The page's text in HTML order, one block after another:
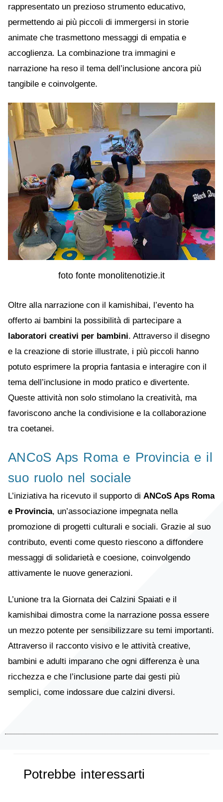
rappresentato un prezioso strumento educativo,
permettendo ai più piccoli di immergersi in storie
animate che trasmettono messaggi di empatia e
accoglienza. La combinazione tra immagini e
narrazione ha reso il tema dell’inclusione ancora più
tangibile e coinvolgente.
foto fonte monolitenotizie.it
Oltre alla narrazione con il kamishibai, l’evento ha
offerto ai bambini la possibilità di partecipare a
laboratori creativi per bambini. Attraverso il disegno
e la creazione di storie illustrate, i più piccoli hanno
potuto esprimere la propria fantasia e interagire con il
tema dell’inclusione in modo pratico e divertente.
Queste attività non solo stimolano la creatività, ma
favoriscono anche la condivisione e la collaborazione
tra coetanei.
ANCoS Aps Roma e Provincia e il
suo ruolo nel sociale
L’iniziativa ha ricevuto il supporto di ANCoS Aps Roma
e Provincia, un’associazione impegnata nella
promozione di progetti culturali e sociali. Grazie al suo
contributo, eventi come questo riescono a diffondere
messaggi di solidarietà e coesione, coinvolgendo
attivamente le nuove generazioni.
L’unione tra la Giornata dei Calzini Spaiati e il
kamishibai dimostra come la narrazione possa essere
un mezzo potente per sensibilizzare su temi importanti.
Attraverso il racconto visivo e le attività creative,
bambini e adulti imparano che ogni differenza è una
ricchezza e che l’inclusione parte dai gesti più
semplici, come indossare due calzini diversi.
Potrebbe interessarti